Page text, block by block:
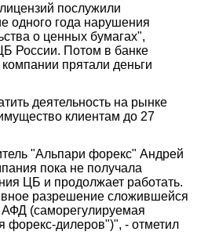
послужили
одного года нарушения
о ценных бумагах",
России. Потом в банке
прятали деньги
деятельность на рынке
клиентам до 27
"Альпари форекс" Андрей
пока не получала
ЦБ и продолжает работать.
разрешение сложившейся
(саморегулируемая
форекс-дилеров")", - отметил